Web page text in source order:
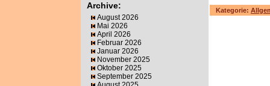
Archive:
August 2026
Mai 2026
April 2026
Februar 2026
Januar 2026
November 2025
Oktober 2025
September 2025
Kategorie: